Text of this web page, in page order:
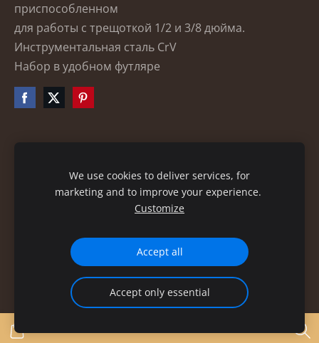
приспособленном
для работы с трещоткой 1/2 и 3/8 дюйма.
Инструментальная сталь CrV
Набор в удобном футляре
We use cookies to deliver services, for
marketing and to improve your experience.
Customize
Accept all
Accept only essential